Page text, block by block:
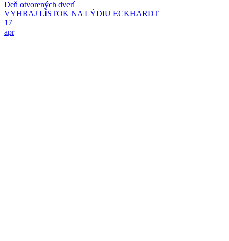
Deň otvorených dverí
VYHRAJ LÍSTOK NA LÝDIU ECKHARDT
17
apr